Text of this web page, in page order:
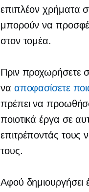
επιπλέον χρήματα
μπορούν να
στον τομέα.
Πριν προχωρήσετε
να αποφασίσετε
πρέπει να
ποιοτικά έργα σε
επιτρέποντάς τους
τους.
Αφού δημιουργήσει